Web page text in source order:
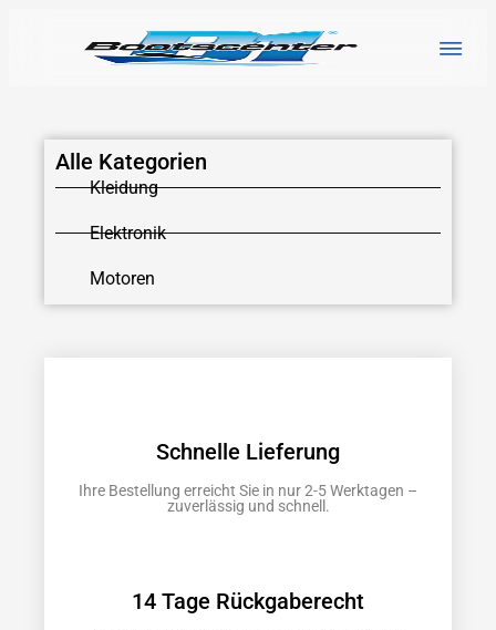
Alle Kategorien
Kleidung
Elektronik
Motoren
Schnelle Lieferung
Ihre Bestellung erreicht Sie in nur 2-5 Werktagen –
zuverlässig und schnell.
14 Tage Rückgaberecht